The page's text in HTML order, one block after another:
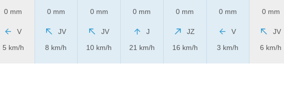
0 mm
V
5 km/h
0 mm
JV
8 km/h
0 mm
JV
10 km/h
0 mm
J
21 km/h
0 mm
JZ
16 km/h
0 mm
V
3 km/h
0 mm
JV
6 km/h